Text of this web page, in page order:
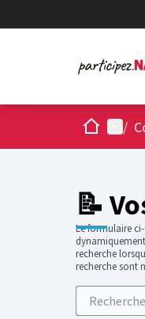
AccueilMenu
/
📝
Le formulaire
recherche
recherche sont